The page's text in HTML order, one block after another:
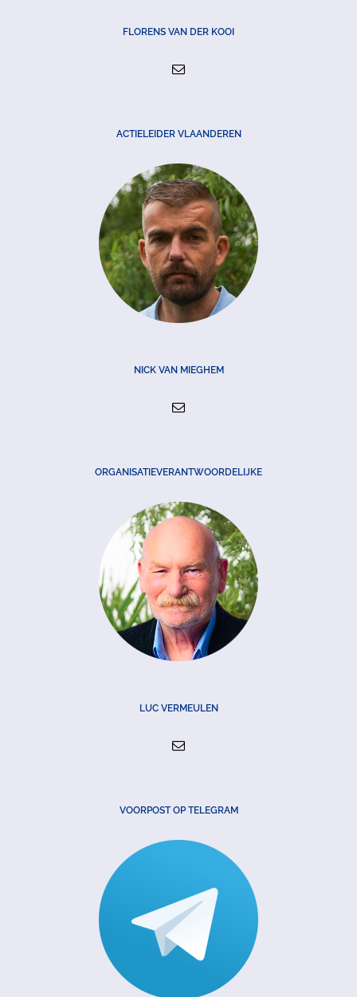
FLORENS VAN DER KOOI
ACTIELEIDER VLAANDEREN
NICK VAN MIEGHEM
ORGANISATIEVERANTWOORDELIJKE
LUC VERMEULEN
VOORPOST OP TELEGRAM